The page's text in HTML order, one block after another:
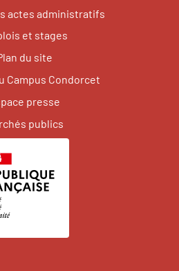
actes administratifs
et stages
du site
Campus Condorcet
presse
publics